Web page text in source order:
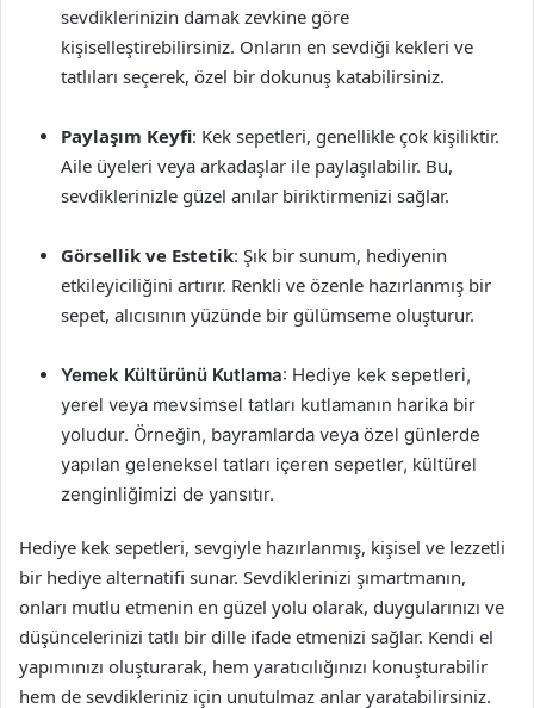
sevdiklerinizin damak zevkine göre
kişiselleştirebilirsiniz. Onların en sevdiği kekleri ve
tatlıları seçerek, özel bir dokunuş katabilirsiniz.
Paylaşım Keyfi: Kek sepetleri, genellikle çok kişiliktir.
Aile üyeleri veya arkadaşlar ile paylaşılabilir. Bu,
sevdiklerinizle güzel anılar biriktirmenizi sağlar.
Görsellik ve Estetik: Şık bir sunum, hediyenin
etkileyiciliğini artırır. Renkli ve özenle hazırlanmış bir
sepet, alıcısının yüzünde bir gülümseme oluşturur.
Yemek Kültürünü Kutlama: Hediye kek sepetleri,
yerel veya mevsimsel tatları kutlamanın harika bir
yoludur. Örneğin, bayramlarda veya özel günlerde
yapılan geleneksel tatları içeren sepetler, kültürel
zenginliğimizi de yansıtır.
Hediye kek sepetleri, sevgiyle hazırlanmış, kişisel ve lezzetli
bir hediye alternatifi sunar. Sevdiklerinizi şımartmanın,
onları mutlu etmenin en güzel yolu olarak, duygularınızı ve
düşüncelerinizi tatlı bir dille ifade etmenizi sağlar. Kendi el
yapımınızı oluşturarak, hem yaratıcılığınızı konuşturabilir
hem de sevdikleriniz için unutulmaz anlar yaratabilirsiniz.